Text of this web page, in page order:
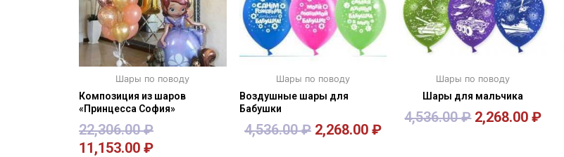
Шары по поводу
Композиция из шаров
«Принцесса София»
22,306.00₽
11,153.00 ₽
Шары по поводу
Воздушные шары для
Бабушки
4,536.00₽ 2,268.00 ₽
Шары по поводу
Шары для мальчика
4,536.00₽ 2,268.00₽